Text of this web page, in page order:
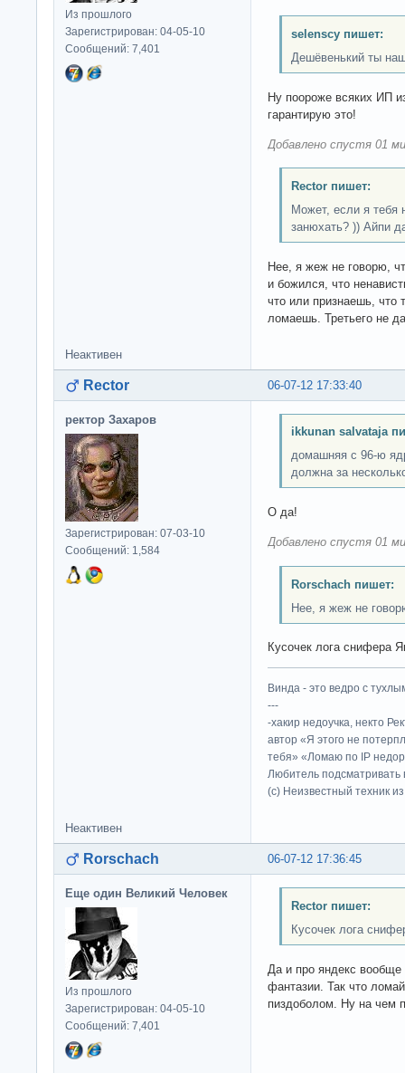
Из прошлого
Зарегистрирован: 04-05-10
Сообщений: 7,401
selenscy пишет:
Дешёвенький ты
Ну поороже всяких ИП
гарантирую это!
Добавлено спустя 01
Rector пишет:
Может, если я тебя
занюхать? )) Айпи
Нее, я жеж не говорю,
и божился, что
что или признаешь, что
ломаешь. Третьего не
Неактивен
06-07-12 17:33:40
Rector
ректор Захаров
Зарегистрирован: 07-03-10
Сообщений: 1,584
ikkunan salvataja
домашняя с 96-ю
должна за
О да!
Добавлено спустя 01
Rorschach пишет:
Нее, я жеж не
Кусочек лога снифера
Винда - это ведро с
---
-хакир недоучка, некто
автор «Я этого не
тебя» «Ломаю по IP
Любитель подсматривать
(c) Неизвестный техник
Неактивен
06-07-12 17:36:45
Rorschach
Еще один Великий Человек
Из прошлого
Зарегистрирован: 04-05-10
Сообщений: 7,401
Rector пишет:
Кусочек лога
Да и про яндекс вообще
фантазии. Так что
пиздоболом. Ну на чем